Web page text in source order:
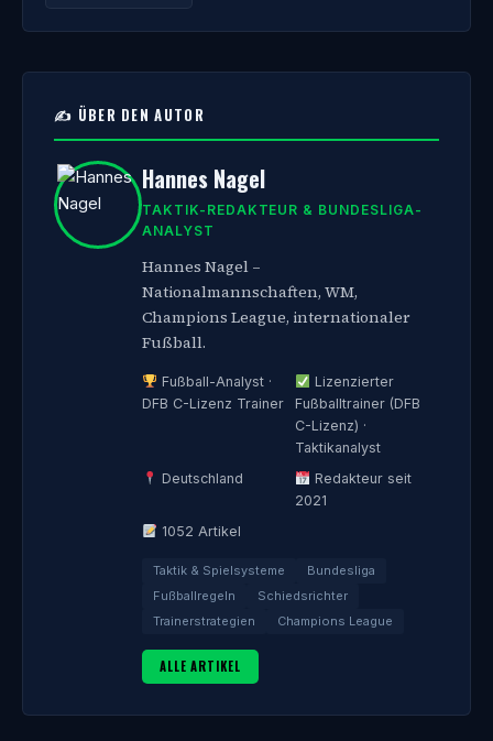
✍️ ÜBER DEN AUTOR
Hannes Nagel
TAKTIK-REDAKTEUR & BUNDESLIGA-
ANALYST
Hannes Nagel –
Nationalmannschaften, WM,
Champions League, internationaler
Fußball.
Fußball-Analyst ·
DFB C-Lizenz Trainer
Lizenzierter
Fußballtrainer (DFB
C-Lizenz) ·
Taktikanalyst
Deutschland
Redakteur seit
2021
1052 Artikel
Taktik & Spielsysteme
Bundesliga
Fußballregeln
Schiedsrichter
Trainerstrategien
Champions League
ALLE ARTIKEL